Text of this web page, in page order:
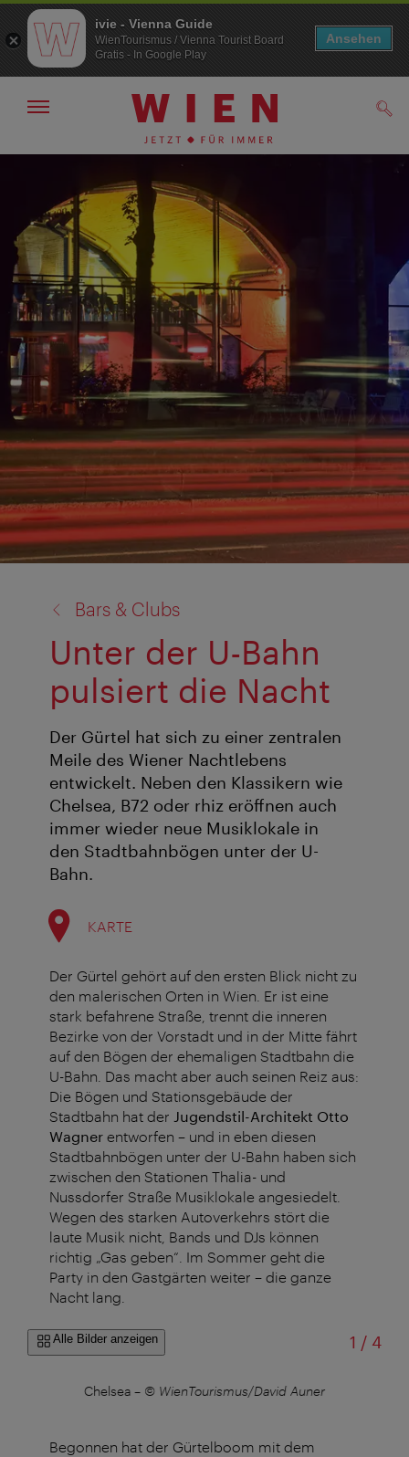
Zur
Zum
Navigation
Bars & Clubs
Unter der U-Bahn
pulsiert die Nacht
Der Gürtel hat sich zu einer zentralen
Meile des Wiener Nachtlebens
entwickelt. Neben den Klassikern wie
Chelsea, B72 oder rhiz eröffnen auch
immer wieder neue Musiklokale in
den Stadtbahnbögen unter der U-
Bahn.
KARTE
Der Gürtel gehört auf den ersten Blick nicht zu
den malerischen Orten in Wien. Er ist eine
stark befahrene Straße, trennt die inneren
Bezirke von der Vorstadt und in der Mitte fährt
auf den Bögen der ehemaligen Stadtbahn die
U-Bahn. Das macht aber auch seinen Reiz aus:
Die Bögen und Stationsgebäude der
Stadtbahn hat der Jugendstil-Architekt Otto
Wagner entworfen – und in eben diesen
Stadtbahnbögen unter der U-Bahn haben sich
zwischen den Stationen Thalia- und
Nussdorfer Straße Musiklokale angesiedelt.
Wegen des starken Autoverkehrs stört die
laute Musik nicht, Bands und DJs können
richtig „Gas geben“. Im Sommer geht die
Party in den Gastgärten weiter – die ganze
Nacht lang.
Alle Bilder anzeigen 1 /von
4
Chelsea– © WienTourismus/David Auner
Begonnen hat der Gürtelboom mit dem
ivie - Vienna Guide
WienTourismus / Vienna Tourist Board
Gratis - In Google Play
Ansehen